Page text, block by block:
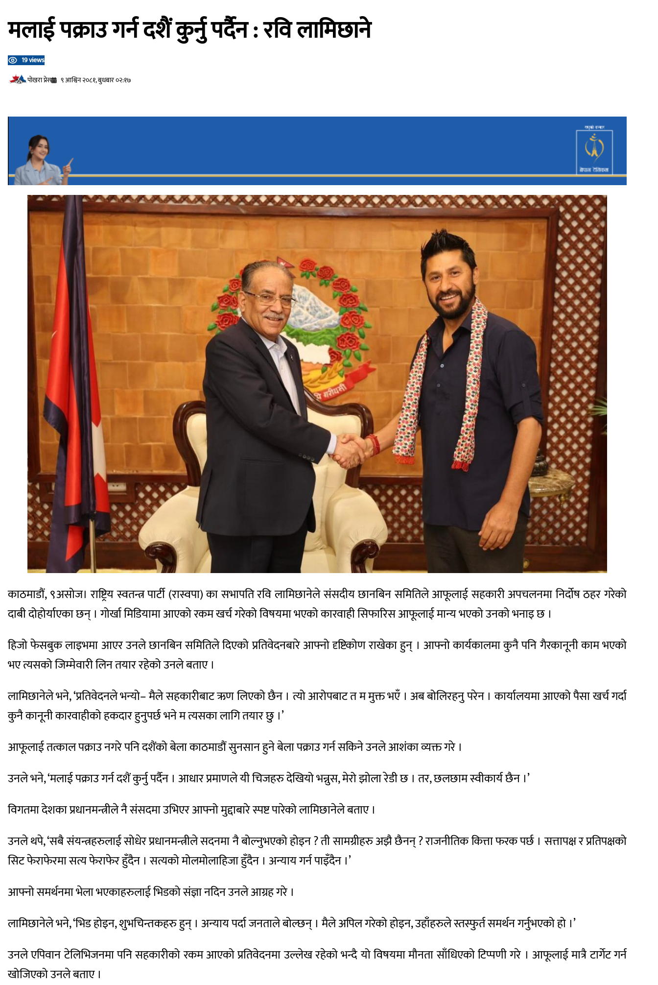
मलाई पक्राउ गर्न दशैं कुर्नु पर्दैन : रवि लामिछाने
19 views
प‍ोखरा प्रेस
९ आश्विन २०८१, बुधबार ०२:१७
काठमाडौं, ९असोज। राष्ट्रिय स्वतन्त्र पार्टी (रास्वपा) का सभापति रवि लामिछानेले संसदीय छानबिन समितिले आफूलाई सहकारी अपचलनमा निर्दोष ठहर गरेको
दाबी दोहोर्याएका छन् । गोर्खा मिडियामा आएको रकम खर्च गरेको विषयमा भएको कारवाही सिफारिस आफूलाई मान्य भएको उनको भनाइ छ ।
हिजो फेसबुक लाइभमा आएर उनले छानबिन समितिले दिएको प्रतिवेदनबारे आफ्नो दृष्टिकोण राखेका हुन् । आफ्नो कार्यकालमा कुनै पनि गैरकानूनी काम भएको
भए त्यसको जिम्मेवारी लिन तयार रहेको उनले बताए ।
लामिछानेले भने, ‘प्रतिवेदनले भन्यो– मैले सहकारीबाट ऋण लिएको छैन । त्यो आरोपबाट त म मुक्त भएँ । अब बोलिरहनु परेन । कार्यालयमा आएको पैसा खर्च गर्दा
कुनै कानूनी कारवाहीको हकदार हुनुपर्छ भने म त्यसका लागि तयार छु ।’
आफूलाई तत्काल पक्राउ नगरे पनि दशैंको बेला काठमाडौं सुनसान हुने बेला पक्राउ गर्न सकिने उनले आशंका व्यक्त गरे ।
उनले भने, ‘मलाई पक्राउ गर्न दशैं कुर्नु पर्दैन । आधार प्रमाणले यी चिजहरु देखियो भन्नुस, मेरो झोला रेडी छ । तर, छलछाम स्वीकार्य छैन ।’
विगतमा देशका प्रधानमन्त्रीले नै संसदमा उभिएर आफ्नो मुद्दाबारे स्पष्ट पारेको लामिछानेले बताए ।
उनले थपे, ‘सबै संयन्त्रहरुलाई सोधेर प्रधानमन्त्रीले सदनमा नै बोल्नुभएको होइन ? ती सामग्रीहरु अझै छैनन् ? राजनीतिक कित्ता फरक पर्छ । सत्तापक्ष र प्रतिपक्षको
सिट फेराफेरमा सत्य फेराफेर हुँदैन । सत्यको मोलमोलाहिजा हुँदैन । अन्याय गर्न पाइँदैन ।’
आफ्नो समर्थनमा भेला भएकाहरुलाई भिडको संज्ञा नदिन उनले आग्रह गरे ।
लामिछानेले भने, ‘भिड होइन, शुभचिन्तकहरु हुन् । अन्याय पर्दा जनताले बोल्छन् । मैले अपिल गरेको होइन, उहाँहरुले स्तस्फुर्त समर्थन गर्नुभएको हो ।’
उनले एपिवान टेलिभिजनमा पनि सहकारीको रकम आएको प्रतिवेदनमा उल्लेख रहेको भन्दै यो विषयमा मौनता साँधिएको टिप्पणी गरे । आफूलाई मात्रै टार्गेट गर्न
खोजिएको उनले बताए ।